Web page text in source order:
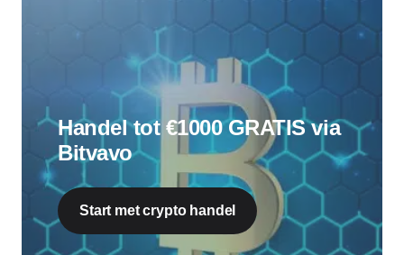
Handel tot €1000 GRATIS via
Bitvavo
Start met crypto handel